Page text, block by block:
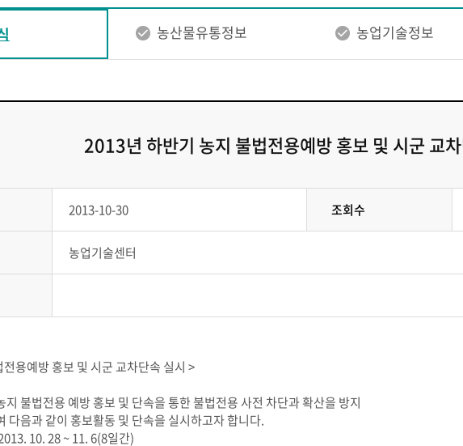
농산물유통정보 농업기술정보
2013년 하반기 농지 불법전용예방 홍보 및 시군 교
2013-10-30 조회수
농업기술센터
전용예방 홍보 및 시군 교차단속 실시 >
지 불법전용 예방 홍보 및 단속을 통한 불법전용 사전 차단과 확산을 방지
다음과 같이 홍보활동 및 단속을 실시하고자 합니다.
10. 28 ~ 11. 6(8일간)